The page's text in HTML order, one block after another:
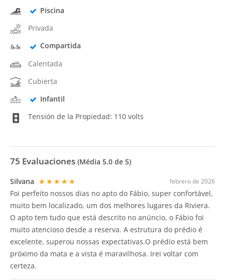
Piscina
Privada
Compartida
Calentada
Cubierta
Infantil
Tensión de la Propiedad: 110 volts
75 Evaluaciones (Média 5.0 de 5)
febrero de 2026
Silvana ★★★★★
Foi perfeito nossos dias no apto do Fábio, super confortável,
muito bem localizado, um dos melhores lugares da Riviera.
O apto tem tudo que está descrito no anúncio, o Fábio foi
muito atencioso desde a reserva. A estrutura do prédio é
excelente, superou nossas expectativas.O prédio está bem
próximo da mata e a vista é maravilhosa. Irei voltar com
certeza.